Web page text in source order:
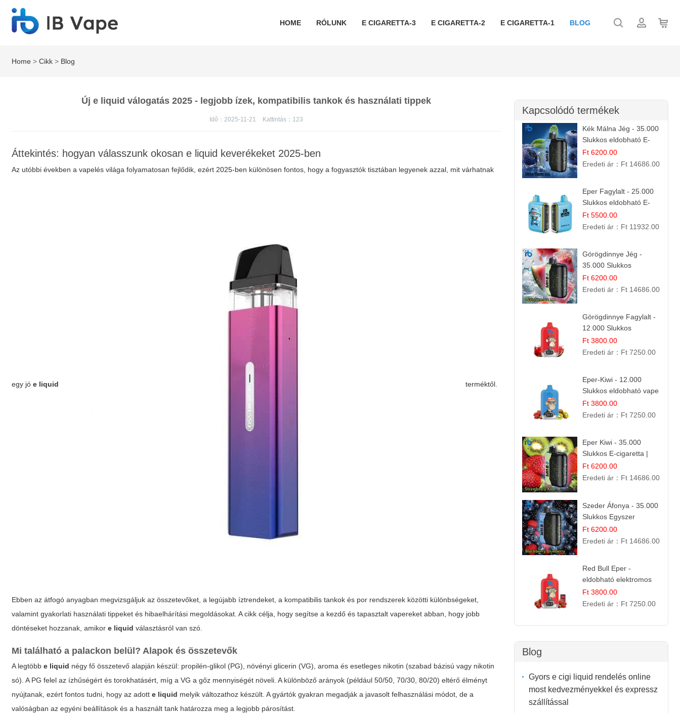
HOME RÓLUNK E CIGARETTA-3 E CIGARETTA-2 E CIGARETTA-1 BLOG
Home >Cikk > Blog
Új e liquid válogatás 2025 - legjobb ízek, kompatibilis tankok és használati tippek
Idő：2025-11-21 Kattintás： 123
Áttekintés: hogyan válasszunk okosan e liquid keverékeket 2025-ben
Az utóbbi években a vapelés világa folyamatosan fejlődik, ezért 2025-ben különösen fontos, hogy a fogyasztók tisztában legyenek azzal, mit várhatnak
egy jóe liquid terméktől.
Ebben az átfogó anyagban megvizsgáljuk az összetevőket, a legújabb íztrendeket, a kompatibilis tankok és por rendszerek közötti különbségeket,
valamint gyakorlati használati tippeket és hibaelhárítási megoldásokat. A cikk célja, hogy segítse a kezdő és tapasztalt vapereket abban, hogy jobb
döntéseket hozzanak, amikore liquid választásról van szó.
Mi található a palackon belül? Alapok és összetevők
A legtöbbe liquid négy fő összetevő alapján készül: propilén-glikol (PG), növényi glicerin (VG), aroma és esetleges nikotin (szabad bázisú vagy nikotin
só). A PG felel az ízhűségért és torokhatásért, míg a VG a gőz mennyiségét növeli. A különböző arányok (például 50/50, 70/30, 80/20) eltérő élményt
nyújtanak, ezért fontos tudni, hogy az adotte liquid melyik változathoz készült. A gyártók gyakran megadják a javasolt felhasználási módot, de a
valóságban az egyéni beállítások és a használt tank határozza meg a legjobb párosítást.
Kapcsolódó termékek
Kék Málna Jég - 35.000
Slukkos eldobható E-
cigaretta | Frissítő
Ízélmény
Ft 6200.00
Eredeti ár： Ft 14686.00
Eper Fagylalt - 25.000
Slukkos eldobható E-
cigaretta | Édes
Desszert Íz
Ft 5500.00
Eredeti ár： Ft 11932.00
Görögdinnye Jég -
35.000 Slukkos
eldobható vape |
IBVape Bar Frissítő
Ft 6200.00
Eredeti ár： Ft 14686.00
Görögdinnye Fagylalt -
12.000 Slukkos
eldobható e-Cigaretta
Ft 3800.00
Eredeti ár： Ft 7250.00
Eper-Kiwi - 12.000
Slukkos eldobható vape
| Friss Gyümölcs
Kombináció
Ft 3800.00
Eredeti ár： Ft 7250.00
Eper Kiwi - 35.000
Slukkos E-cigaretta |
IBVape Bar Friss
Gyümölcs Ízek
Ft 6200.00
Eredeti ár： Ft 14686.00
Szeder Áfonya - 35.000
Slukkos Egyszer
Használatos E-cigaretta
| Prémium Ízélmény
Ft 6200.00
Eredeti ár： Ft 14686.00
Red Bull Eper -
eldobható elektromos
cigi | Energizáló
Gyümölcs Íz
Ft 3800.00
Eredeti ár： Ft 7250.00
Blog
Gyors e cigi liquid rendelés online
most kedvezményekkel és expressz
szállítással